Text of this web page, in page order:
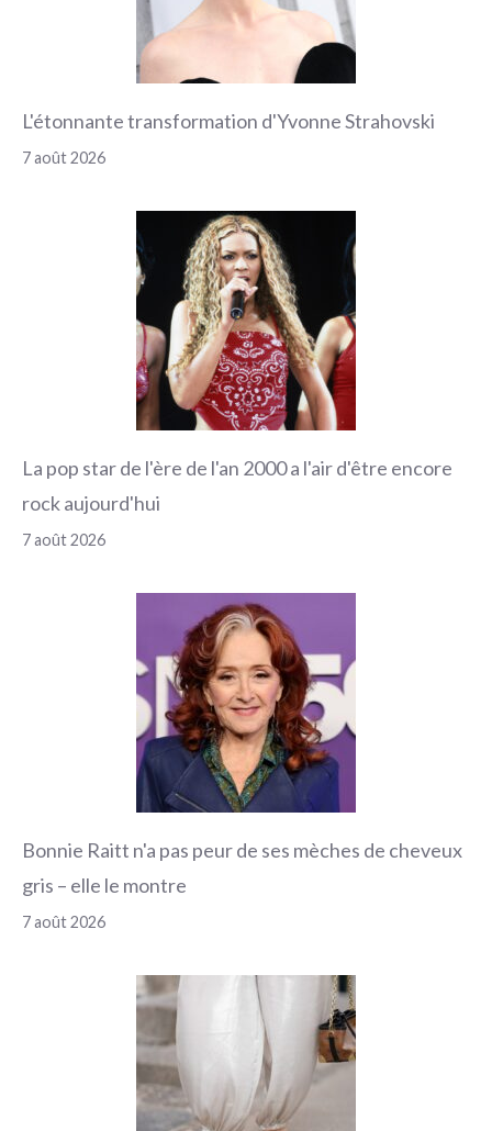
L'étonnante transformation d'Yvonne Strahovski
7 août 2026
La pop star de l'ère de l'an 2000 a l'air d'être encore
rock aujourd'hui
7 août 2026
Bonnie Raitt n'a pas peur de ses mèches de cheveux
gris – elle le montre
7 août 2026